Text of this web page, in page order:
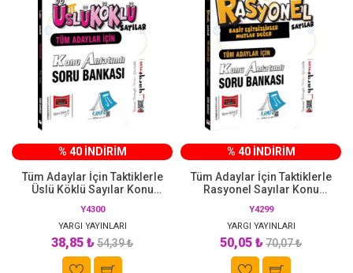
% 40 İNDİRİM
Tüm Adaylar İçin Taktiklerle
Üslü Köklü Sayılar Konu
Yayınları
Y4300
YARGI YAYINLARI
38,85 ₺54,39 ₺
% 40 İNDİRİM
Tüm Adaylar İçin Taktiklerle
Rasyonel Sayılar Konu
Yayınları
Y4299
YARGI YAYINLARI
50,05 ₺70,07 ₺